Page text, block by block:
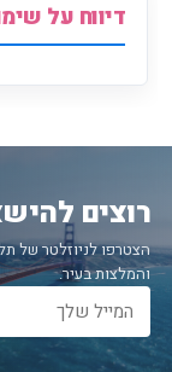
דיווח על
רוצים
הצטרפו לניוזלטר של
והמלצות בעיר.